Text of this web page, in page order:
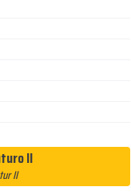
II
II